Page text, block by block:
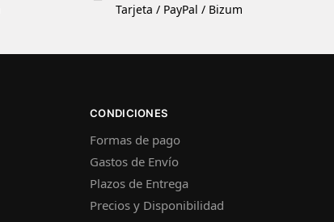
Tarjeta / PayPal / Bizum
CONDICIONES
Formas de pago
Gastos de Envío
Plazos de Entrega
Precios y Disponibilidad